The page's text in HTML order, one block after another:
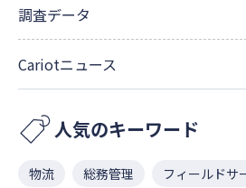
調査データ
Cariotニュース
人気のキーワード
物流 総務管理
フィールドサ